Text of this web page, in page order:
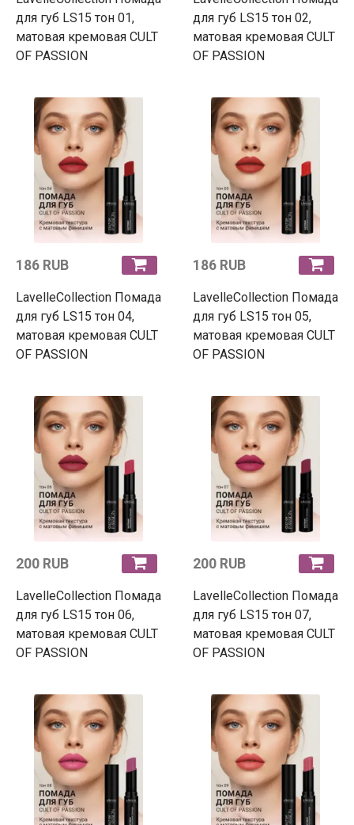
для губ LS15 тон 01,
матовая кремовая CULT
OF PASSION
для губ LS15 тон 02,
матовая кремовая CULT
OF PASSION
186 RUB
LavelleCollection Помада
для губ LS15 тон 04,
матовая кремовая CULT
OF PASSION
186 RUB
LavelleCollection Помада
для губ LS15 тон 05,
матовая кремовая CULT
OF PASSION
200 RUB
LavelleCollection Помада
для губ LS15 тон 06,
матовая кремовая CULT
OF PASSION
200 RUB
LavelleCollection Помада
для губ LS15 тон 07,
матовая кремовая CULT
OF PASSION